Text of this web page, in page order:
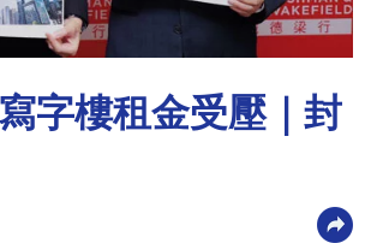
字樓租金受壓｜封